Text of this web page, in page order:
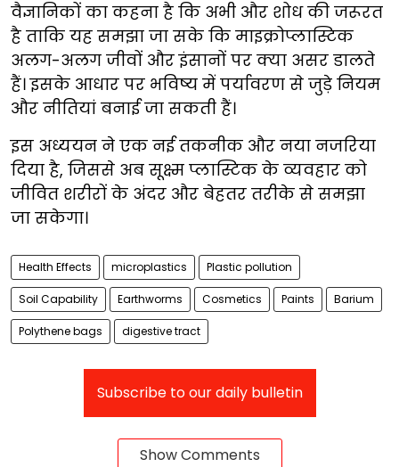
वैज्ञानिकों का कहना है कि अभी और शोध की जरूरत
है ताकि यह समझा जा सके कि माइक्रोप्लास्टिक
अलग-अलग जीवों और इंसानों पर क्या असर डालते
हैं। इसके आधार पर भविष्य में पर्यावरण से जुड़े नियम
और नीतियां बनाई जा सकती हैं।
इस अध्ययन ने एक नई तकनीक और नया नजरिया
दिया है, जिससे अब सूक्ष्म प्लास्टिक के व्यवहार को
जीवित शरीरों के अंदर और बेहतर तरीके से समझा
जा सकेगा।
Health Effects microplastics Plastic pollution
Soil Capability Earthworms Cosmetics Paints Barium
Polythene bags digestive tract
Subscribe to our daily bulletin
Show Comments